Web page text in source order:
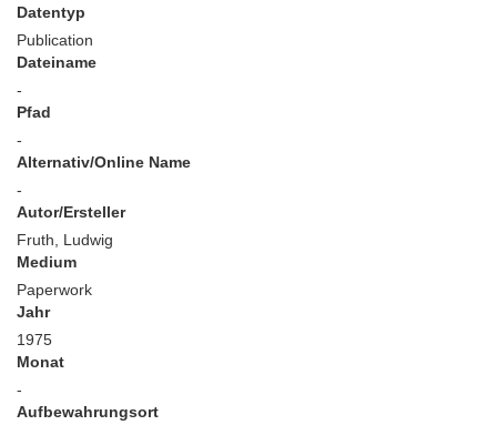
Datentyp
Publication
Dateiname
-
Pfad
-
Alternativ/Online Name
-
Autor/Ersteller
Fruth, Ludwig
Medium
Paperwork
Jahr
1975
Monat
-
Aufbewahrungsort